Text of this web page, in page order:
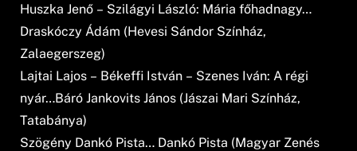
Huszka Jenő – Szilágyi László: Mária főhadnagy…
Draskóczy Ádám (Hevesi Sándor Színház,
Zalaegerszeg)
Lajtai Lajos – Békeffi István – Szenes Iván: A régi
nyár…Báró Jankovits János (Jászai Mari Színház,
Tatabánya)
Szögény Dankó Pista… Dankó Pista (Magyar Zenés